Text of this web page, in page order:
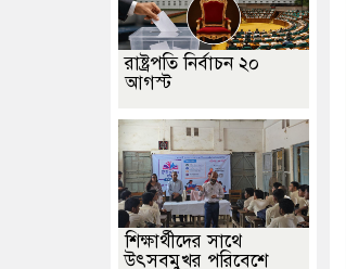
রাষ্ট্রপতি নির্বাচন ২০
আগস্ট
শিক্ষার্থীদের সাথে
উৎসবমুখর পরিবেশে